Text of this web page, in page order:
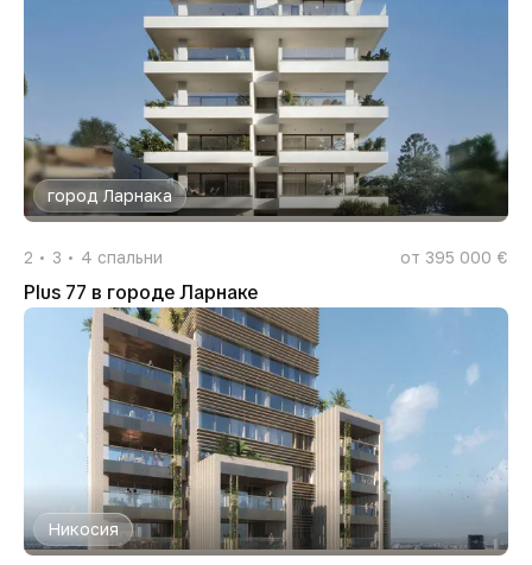
город Ларнака
2 3 4 спальни от 395 000 €
Plus 77 в городе Ларнаке
Никосия